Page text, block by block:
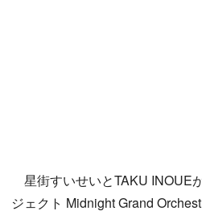
星街すいせいとTAKU INOUE
ジェクト Midnight Grand